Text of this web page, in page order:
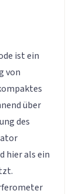
ist ein
von
über
des
hier als ein